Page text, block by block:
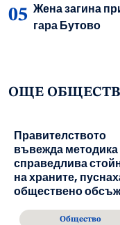
Жена загина
гара Бутово
ОЩЕ
Правителството
въвежда методика
справедлива
на храните,
обществено
Общество